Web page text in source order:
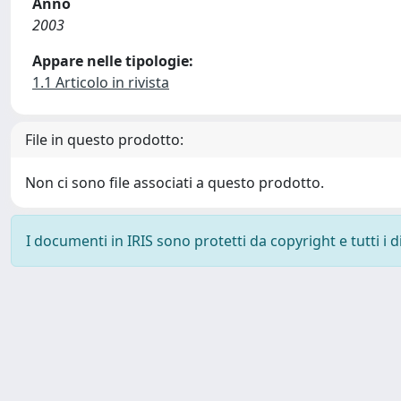
2003
Appare nelle tipologie:
1.1 Articolo in rivista
File in questo prodotto:
Non ci sono file associati a questo prodotto.
I documenti in IRIS sono protetti da copyright e tutti i